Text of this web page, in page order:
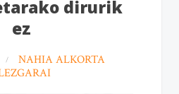
dirurik
ez
NAHIA ALKORTA